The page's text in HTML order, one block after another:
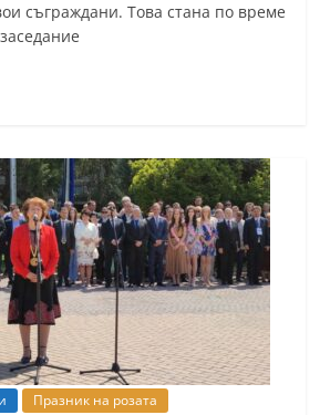
съграждани. Това стана по време
Празник на розата